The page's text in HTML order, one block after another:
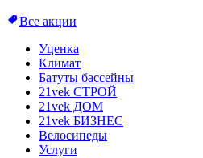
Все акции
Уценка
Климат
Батуты бассейны
21vek СТРОЙ
21vek ДОМ
21vek БИЗНЕС
Велосипеды
Услуги